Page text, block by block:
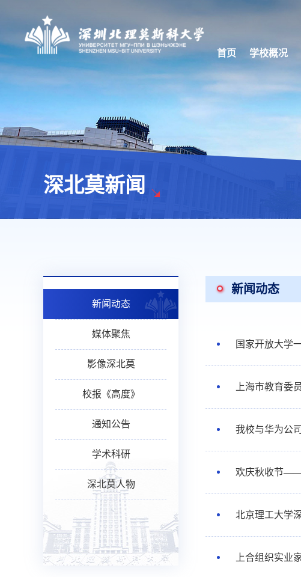
首页 学校概况
深北莫新闻
新闻动态
媒体聚焦
影像深北莫
校报《高度》
通知公告
学术科研
深北莫人物
新闻动态
国家开放大学
上海市教育委
我校与华为公
欢庆秋收节——
北京理工大学
上合组织实业